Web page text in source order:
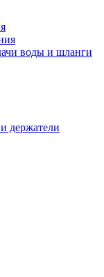
воды и шланги
держатели